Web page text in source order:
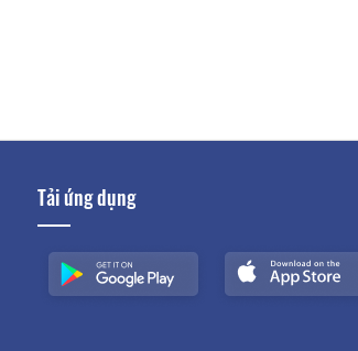
Tải ứng dụng